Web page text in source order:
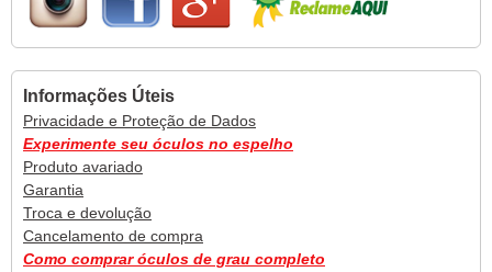
Informações Úteis
Privacidade e Proteção de Dados
Experimente seu óculos no espelho
Produto avariado
Garantia
Troca e devolução
Cancelamento de compra
Como comprar óculos de grau completo